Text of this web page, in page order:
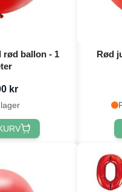
rød ballon - 1
kr